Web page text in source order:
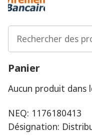
Panier
Aucun produit dans
NEQ: 1176180413
Désignation: